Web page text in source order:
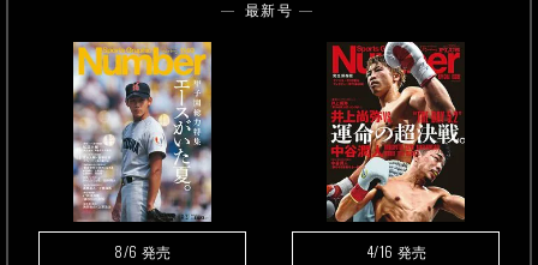
最新号
8/6 発売 4/16 発売